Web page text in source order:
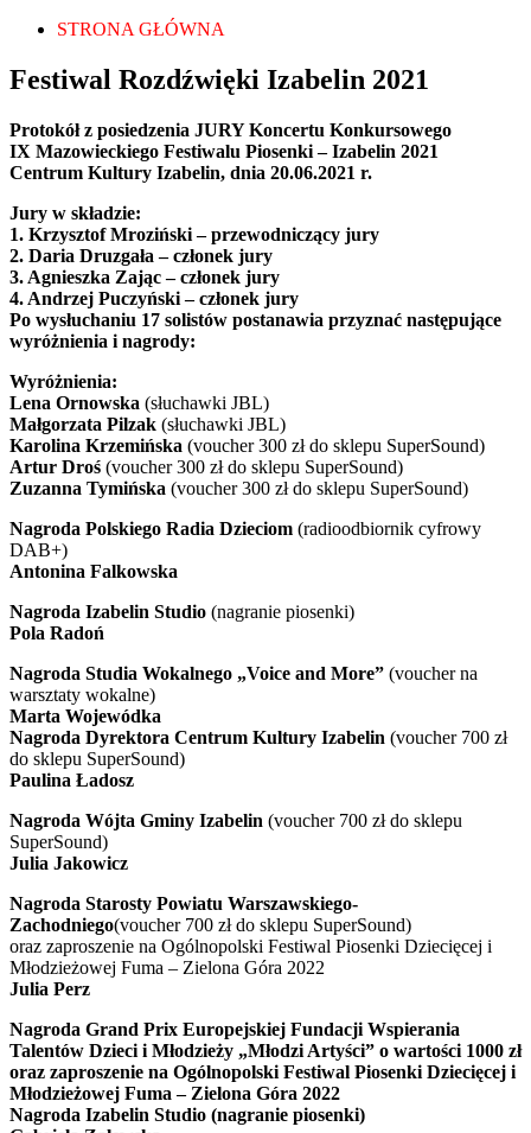
STRONA GŁÓWNA
Festiwal Rozdźwięki Izabelin 2021
Protokół z posiedzenia JURY Koncertu Konkursowego
IX Mazowieckiego Festiwalu Piosenki – Izabelin 2021
Centrum Kultury Izabelin, dnia 20.06.2021 r.
Jury w składzie:
1. Krzysztof Mroziński – przewodniczący jury
2. Daria Druzgała – członek jury
3. Agnieszka Zając – członek jury
4. Andrzej Puczyński – członek jury
Po wysłuchaniu 17 solistów postanawia przyznać następujące
wyróżnienia i nagrody:
Wyróżnienia:
Lena Ornowska (słuchawki JBL)
Małgorzata Pilzak (słuchawki JBL)
Karolina Krzemińska (voucher 300 zł do sklepu SuperSound)
Artur Droś (voucher 300 zł do sklepu SuperSound)
Zuzanna Tymińska (voucher 300 zł do sklepu SuperSound)
Nagroda Polskiego Radia Dzieciom (radioodbiornik cyfrowy
DAB+)
Antonina Falkowska
Nagroda Izabelin Studio (nagranie piosenki)
Pola Radoń
Nagroda Studia Wokalnego „Voice and More” (voucher na
warsztaty wokalne)
Marta Wojewódka
Nagroda Dyrektora Centrum Kultury Izabelin (voucher 700 zł
do sklepu SuperSound)
Paulina Ładosz
Nagroda Wójta Gminy Izabelin (voucher 700 zł do sklepu
SuperSound)
Julia Jakowicz
Nagroda Starosty Powiatu Warszawskiego-
Zachodniego(voucher 700 zł do sklepu SuperSound)
oraz zaproszenie na Ogólnopolski Festiwal Piosenki Dziecięcej i
Młodzieżowej Fuma – Zielona Góra 2022
Julia Perz
Nagroda Grand Prix Europejskiej Fundacji Wspierania
Talentów Dzieci i Młodzieży „Młodzi Artyści” o wartości 1000 zł
oraz zaproszenie na Ogólnopolski Festiwal Piosenki Dziecięcej i
Młodzieżowej Fuma – Zielona Góra 2022
Nagroda Izabelin Studio (nagranie piosenki)